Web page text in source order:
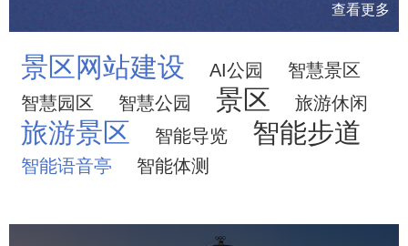
查看更多
景区网站建设 AI公园
智慧景区
智慧园区
智慧公园 景区 旅游休闲
旅游景区 智能导览 智能步道
智能语音亭 智能体测